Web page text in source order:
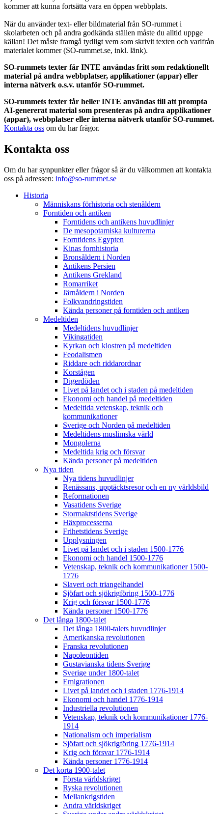
kommer att kunna fortsätta vara en öppen webbplats.
När du använder text- eller bildmaterial från SO-rummet i
skolarbeten och på andra godkända ställen måste du alltid uppge
källan! Det måste framgå tydligt vem som skrivit texten och varifrån
materialet kommer (SO-rummet.se, inkl. länk).
SO-rummets texter får INTE användas fritt som redaktionellt
material på andra webbplatser, applikationer (appar) eller
interna nätverk o.s.v. utanför SO-rummet.
SO-rummets texter får heller INTE användas till att prompta
AI-genererat material som presenteras på andra applikationer
(appar), webbplatser eller interna nätverk utanför SO-rummet.
Kontakta oss om du har frågor.
Kontakta oss
Om du har synpunkter eller frågor så är du välkommen att kontakta
oss på adressen: info@so-rummet.se
Historia
Människans förhistoria och stenåldern
Forntiden och antiken
Forntidens och antikens huvudlinjer
De mesopotamiska kulturerna
Forntidens Egypten
Kinas fornhistoria
Bronsåldern i Norden
Antikens Persien
Antikens Grekland
Romarriket
Järnåldern i Norden
Folkvandringstiden
Kända personer på forntiden och antiken
Medeltiden
Medeltidens huvudlinjer
Vikingatiden
Kyrkan och klostren på medeltiden
Feodalismen
Riddare och riddarordnar
Korstågen
Digerdöden
Livet på landet och i staden på medeltiden
Ekonomi och handel på medeltiden
Medeltida vetenskap, teknik och
kommunikationer
Sverige och Norden på medeltiden
Medeltidens muslimska värld
Mongolerna
Medeltida krig och försvar
Kända personer på medeltiden
Nya tiden
Nya tidens huvudlinjer
Renässans, upptäcktsresor och en ny världsbild
Reformationen
Vasatidens Sverige
Stormaktstidens Sverige
Häxprocesserna
Frihetstidens Sverige
Upplysningen
Livet på landet och i staden 1500-1776
Ekonomi och handel 1500-1776
Vetenskap, teknik och kommunikationer 1500-
1776
Slaveri och triangelhandel
Sjöfart och sjökrigföring 1500-1776
Krig och försvar 1500-1776
Kända personer 1500-1776
Det långa 1800-talet
Det långa 1800-talets huvudlinjer
Amerikanska revolutionen
Franska revolutionen
Napoleontiden
Gustavianska tidens Sverige
Sverige under 1800-talet
Emigrationen
Livet på landet och i staden 1776-1914
Ekonomi och handel 1776-1914
Industriella revolutionen
Vetenskap, teknik och kommunikationer 1776-
1914
Nationalism och imperialism
Sjöfart och sjökrigföring 1776-1914
Krig och försvar 1776-1914
Kända personer 1776-1914
Det korta 1900-talet
Första världskriget
Ryska revolutionen
Mellankrigstiden
Andra världskriget